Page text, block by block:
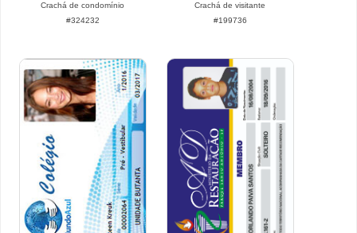
Crachá de condomínio
#324232
Crachá de visitante
#199736